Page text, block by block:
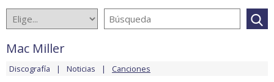
Mac Miller
Discografía Noticias Canciones